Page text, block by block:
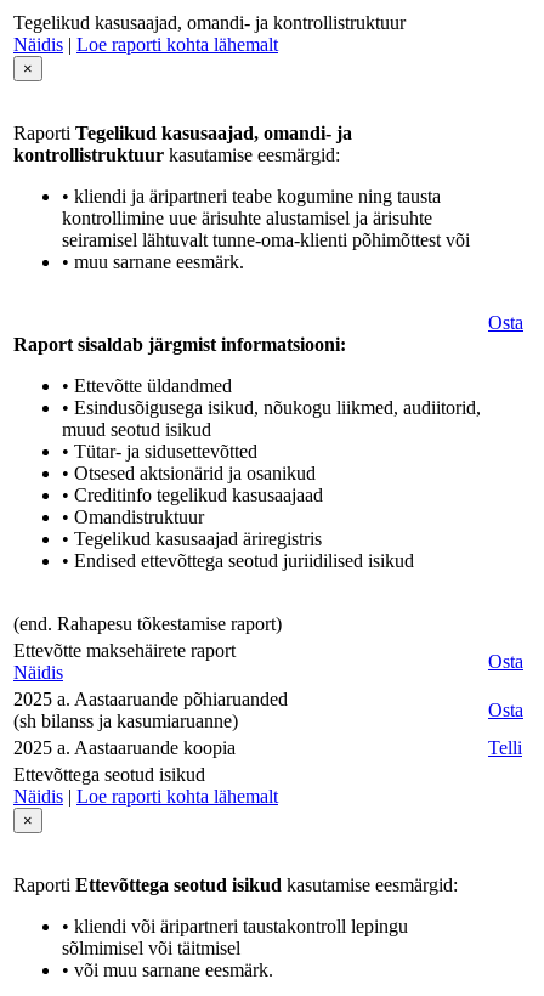
Tegelikud kasusaajad, omandi- ja kontrollistruktuur
Näidis | Loe raporti kohta lähemalt
×
Raporti Tegelikud kasusaajad, omandi- ja
kontrollistruktuur kasutamise eesmärgid:
• kliendi ja äripartneri teabe kogumine ning tausta
kontrollimine uue ärisuhte alustamisel ja ärisuhte
seiramisel lähtuvalt tunne-oma-klienti põhimõttest või
• muu sarnane eesmärk.
Raport sisaldab järgmist informatsiooni:
• Ettevõtte üldandmed
• Esindusõigusega isikud, nõukogu liikmed, audiitorid,
muud seotud isikud
• Tütar- ja sidusettevõtted
• Otsesed aktsionärid ja osanikud
• Creditinfo tegelikud kasusaajaad
• Omandistruktuur
• Tegelikud kasusaajad äriregistris
• Endised ettevõttega seotud juriidilised isikud
(end. Rahapesu tõkestamise raport)
Osta
Ettevõtte maksehäirete raport
Näidis
Osta
2025 a. Aastaaruande põhiaruanded
(sh bilanss ja kasumiaruanne)
Osta
2025 a. Aastaaruande koopia
Telli
Ettevõttega seotud isikud
Näidis | Loe raporti kohta lähemalt
×
Raporti Ettevõttega seotud isikud kasutamise eesmärgid:
• kliendi või äripartneri taustakontroll lepingu
sõlmimisel või täitmisel
• või muu sarnane eesmärk.